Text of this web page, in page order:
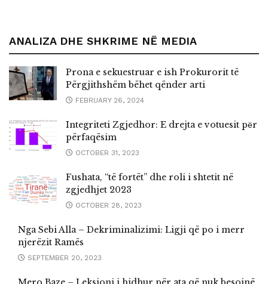
ANALIZA DHE SHKRIME NË MEDIA
Prona e sekuestruar e ish Prokurorit të
Përgjithshëm bëhet qënder arti
FEBRUARY 26, 2024
Integriteti Zgjedhor: E drejta e votuesit pёr
përfaqësim
OCTOBER 31, 2023
Fushata, “të fortët” dhe roli i shtetit në
zgjedhjet 2023
OCTOBER 28, 2023
Nga Sebi Alla – Dekriminalizimi: Ligji që po i merr
njerëzit Ramës
SEPTEMBER 20, 2023